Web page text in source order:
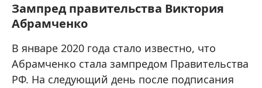
Зампред правительства Виктория
Абрамченко
В январе 2020 года стало известно, что
Абрамченко стала зампредом Правительства
РФ. На следующий день после подписания